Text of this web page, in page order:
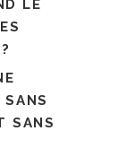
LE
SANS
SANS